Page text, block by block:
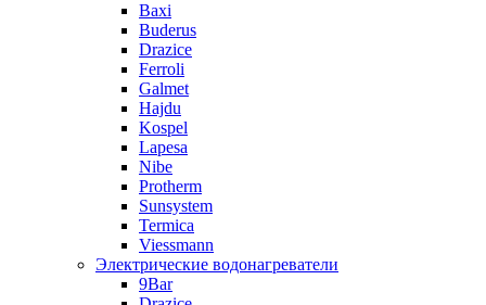
Baxi
Buderus
Drazice
Ferroli
Galmet
Hajdu
Kospel
Lapesa
Nibe
Protherm
Sunsystem
Termica
Viessmann
Электрические водонагреватели
9Bar